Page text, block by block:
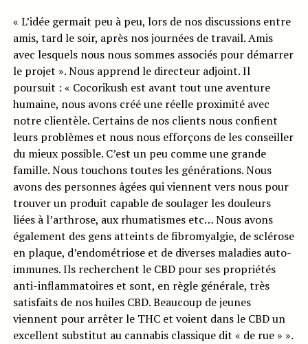
« L’idée germait peu à peu, lors de nos discussions entre
amis, tard le soir, après nos journées de travail. Amis
avec lesquels nous nous sommes associés pour démarrer
le projet ». Nous apprend le directeur adjoint. Il
poursuit : « Cocorikush est avant tout une aventure
humaine, nous avons créé une réelle proximité avec
notre clientèle. Certains de nos clients nous confient
leurs problèmes et nous nous efforçons de les conseiller
du mieux possible. C’est un peu comme une grande
famille. Nous touchons toutes les générations. Nous
avons des personnes âgées qui viennent vers nous pour
trouver un produit capable de soulager les douleurs
liées à l’arthrose, aux rhumatismes etc… Nous avons
également des gens atteints de fibromyalgie, de sclérose
en plaque, d’endométriose et de diverses maladies auto-
immunes. Ils recherchent le CBD pour ses propriétés
anti-inflammatoires et sont, en règle générale, très
satisfaits de nos huiles CBD. Beaucoup de jeunes
viennent pour arrêter le THC et voient dans le CBD un
excellent substitut au cannabis classique dit « de rue » ».